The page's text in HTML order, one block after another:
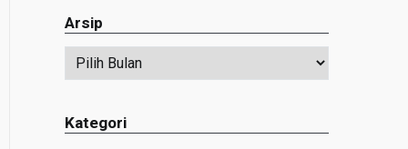
Arsip
Arsip
Kategori